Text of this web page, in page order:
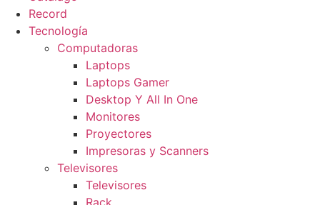
Record
Tecnología
Computadoras
Laptops
Laptops Gamer
Desktop Y All In One
Monitores
Proyectores
Impresoras y Scanners
Televisores
Televisores
Rack